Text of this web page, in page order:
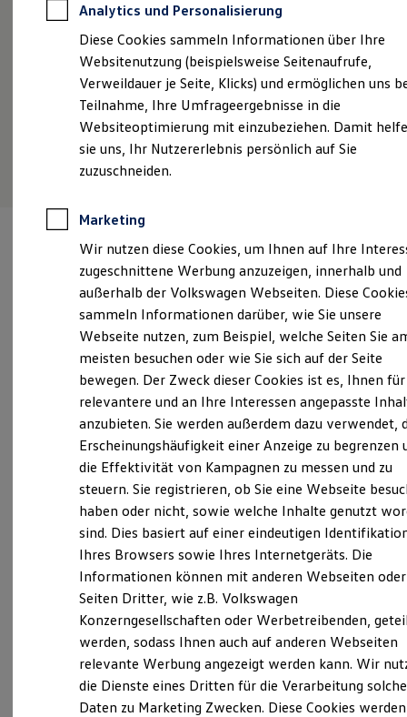
Kfz-Versicherung
Restschuldversicherungen
Garantien
Wartungsverträge
Geschäftskunden
Professional Class bei Volkswagen
Großkunden
Behörden
Direktkunden
Sonderfahrzeuge
Anpfiff zum Gewinn
Elektroautos
ID. Tutorials
Elektrofahrzeugkonzepte
Reichweite
Reichweite der ID. Modelle
Reichweite im Winter
Laden
Laden unterwegs
Laden Zuhause
Ladestationen finden
Ladezeitensimulator
Batterie
Sicherheit
Garantie und Lebensdauer
Nachhaltigkeit
Technologie
Kosten und Kauf
Verbrauchskosten
Kaufoptionen
E-Auto-Förderung
Software und Konnektivität
ID. Software Versionen und Updates
Digitale Extras
Schnittstellen zu Ihrem ID.
Hybridautos
Marke und Erlebnis
Volkswagen R und R Experience
R-Modelle
Details ansehen
Verantwortlich für die Inhalte auf dieser Seite ist die Autohaus
Jacob Fleischhauer GmbH & Co. KG ( Impressum & Rechtliches)
Roitzheimer Straße 123, 53879 Euskirchen
verkauf-euskirchen@fleischhauer.com
+49 2251 981810
Montag -Freitag 07:00-18:00 Uhr
Samstag
07:00-13:00 Uhr
Sonntag
Geschlossen
Ansprechpartner
Analytics und Personalisierung
Diese Cookies sammeln Informationen über Ihre
Websitenutzung (beispielsweise Seitenaufrufe,
Verweildauer je Seite, Klicks) und ermöglichen uns
Teilnahme, Ihre Umfrageergebnisse in die
Websiteoptimierung mit einzubeziehen. Damit
sie uns, Ihr Nutzererlebnis persönlich auf Sie
zuzuschneiden.
Marketing
Wir nutzen diese Cookies, um Ihnen auf Ihre
zugeschnittene Werbung anzuzeigen, innerhalb und
außerhalb der Volkswagen Webseiten. Diese
sammeln Informationen darüber, wie Sie unsere
Webseite nutzen, zum Beispiel, welche Seiten Sie
meisten besuchen oder wie Sie sich auf der Seite
bewegen. Der Zweck dieser Cookies ist es, Ihnen für
relevantere und an Ihre Interessen angepasste
anzubieten. Sie werden außerdem dazu verwendet,
Erscheinungshäufigkeit einer Anzeige zu begrenzen
die Effektivität von Kampagnen zu messen und zu
steuern. Sie registrieren, ob Sie eine Webseite
haben oder nicht, sowie welche Inhalte genutzt
sind. Dies basiert auf einer eindeutigen
Ihres Browsers sowie Ihres Internetgeräts. Die
Informationen können mit anderen Webseiten oder
Seiten Dritter, wie z.B. Volkswagen
Konzerngesellschaften oder Werbetreibenden,
werden, sodass Ihnen auch auf anderen Webseiten
relevante Werbung angezeigt werden kann. Wir
die Dienste eines Dritten für die Verarbeitung
Daten zu Marketing Zwecken. Diese Cookies